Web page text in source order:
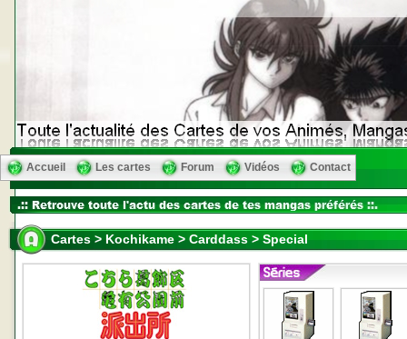
Accueil Les cartes Forum Vidéos Contact
Cartes > Kochikame > Carddass > Special